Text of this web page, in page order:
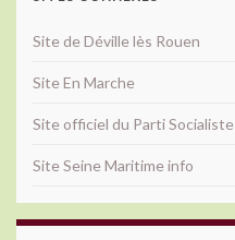
Site de Déville lès Rouen
Site En Marche
Site officiel du Parti Socialiste
Site Seine Maritime info